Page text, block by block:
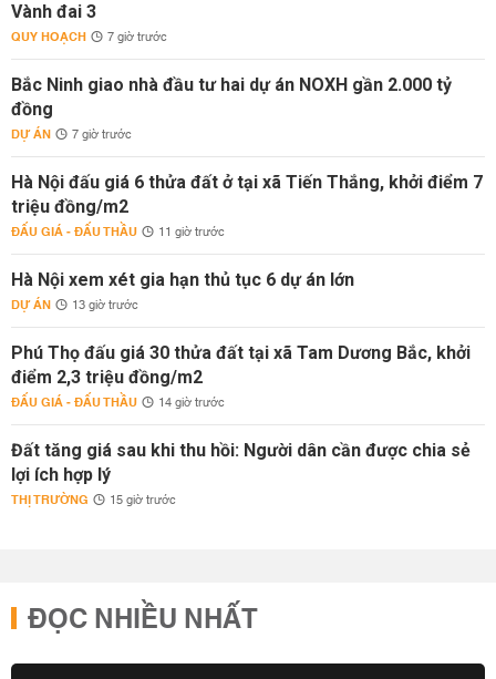
Vành đai 3
QUY HOẠCH 7 giờ trước
Bắc Ninh giao nhà đầu tư hai dự án NOXH gần 2.000 tỷ
đồng
DỰ ÁN 7 giờ trước
Hà Nội đấu giá 6 thửa đất ở tại xã Tiến Thắng, khởi điểm 7
triệu đồng/m2
ĐẤU GIÁ - ĐẤU THẦU 11 giờ trước
Hà Nội xem xét gia hạn thủ tục 6 dự án lớn
DỰ ÁN 13 giờ trước
Phú Thọ đấu giá 30 thửa đất tại xã Tam Dương Bắc, khởi
điểm 2,3 triệu đồng/m2
ĐẤU GIÁ - ĐẤU THẦU 14 giờ trước
Đất tăng giá sau khi thu hồi: Người dân cần được chia sẻ
lợi ích hợp lý
THỊ TRƯỜNG 15 giờ trước
ĐỌC NHIỀU NHẤT